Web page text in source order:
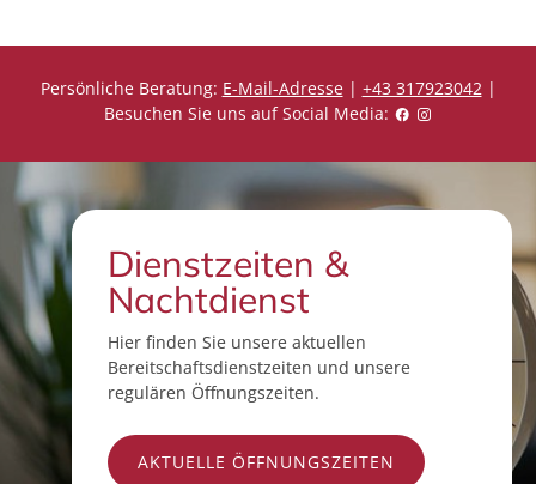
Persönliche Beratung: E-Mail-Adresse| +43 317923042 |
Besuchen Sie uns auf Social Media:
Dienstzeiten &
Nachtdienst
Hier finden Sie unsere aktuellen
Bereitschaftsdienstzeiten und unsere
regulären Öffnungszeiten.
AKTUELLE ÖFFNUNGSZEITEN